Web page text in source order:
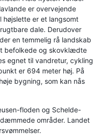
er overvejende
højslette er et langsomt
dale. Derudover
en temmelig rå landskab
befolkede og skovklædte
egnet til vandretur, cykling
er 694 meter høj. På
bygning, som kan nås
floden og Schelde-
områder. Landet